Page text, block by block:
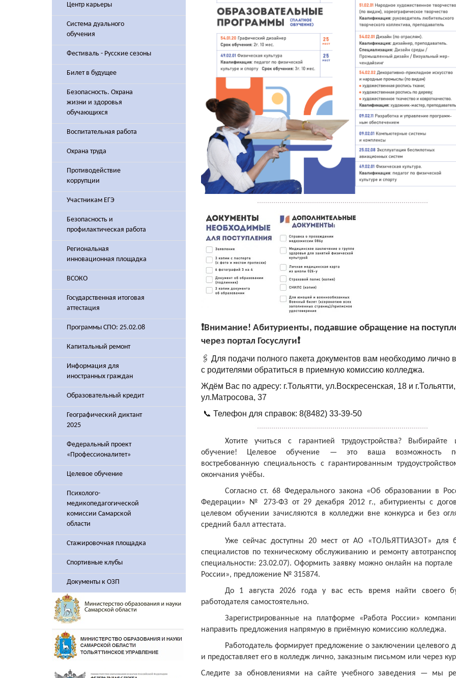
Центр карьеры
Система дуального
обучения
Фестиваль - Русские сезоны
Билет в будущее
Безопасность. Охрана
жизни и здоровья
обучающихся
Воспитательная работа
Охрана труда
Противодействие
коррупции
Участникам ЕГЭ
Безопасность и
профилактическая работа
Региональная
инновационная площадка
ВСОКО
Государственная итоговая
аттестация
Программы СПО: 25.02.08
Капитальный ремонт
Информация для
иностранных граждан
Образовательный кредит
Географический диктант
2025
Федеральный проект
«Профессионалитет»
Целевое обучение
Психолого-
медикопедагогической
комиссии Самарской
области
Стажировочная площадка
Спортивные клубы
Документы к ОЗП
❗️Внимание! Абитуриенты, подавшие обращение на
через портал Госуслуги❗️
🖇️ Для подачи полного пакета документов вам необходимо лично
с родителями обратиться в приемную комиссию колледжа.
Ждём Вас по адресу: г.Тольятти, ул.Воскресенская, 18 и г.Тольятти,
ул.Матросова, 37
📞 Телефон для справок: 8(8482) 33-39-50
Хотите учиться с гарантией трудоустройства? Выбирайте
обучение! Целевое обучение — это ваша возможность
востребованную специальность с гарантированным
окончания учёбы.
Согласно ст. 68 Федерального закона «Об образовании в
Федерации» № 273-ФЗ от 29 декабря 2012 г., абитуриенты с
целевом обучении зачисляются в колледжи вне конкурса и без
средний балл аттестата.
Уже сейчас доступны 20 мест от АО «ТОЛЬЯТТИАЗОТ» для
специалистов по техническому обслуживанию и ремонту
специальности: 23.02.07). Оформить заявку можно онлайн на портале
России», предложение № 315874.
До 1 августа 2026 года у вас есть время найти своего
работодателя самостоятельно.
Зарегистрированные на платформе «Работа России»
направить предложения напрямую в приёмную комиссию колледжа.
Работодатель формирует предложение о заключении целевого
и предоставляет его в колледж лично, заказным письмом или через
Следите за обновлениями на сайте учебного заведения — мы